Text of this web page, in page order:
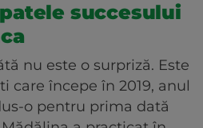
succesului
nu este o surpriză. Este
care începe în 2019, anul
o pentru prima dată